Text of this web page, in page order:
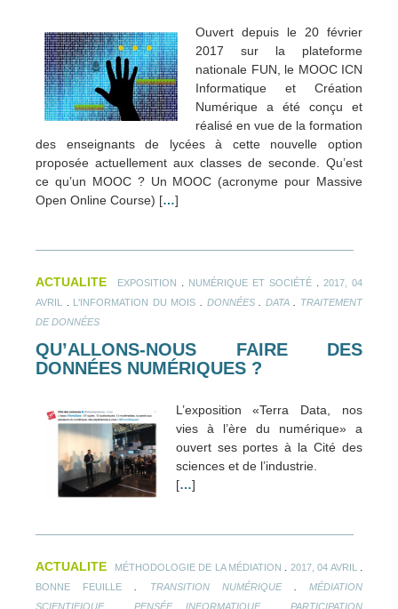
Ouvert depuis le 20 février
2017 sur la plateforme
nationale FUN, le MOOC ICN
Informatique et Création
Numérique a été conçu et
réalisé en vue de la formation
des enseignants de lycées à cette nouvelle option
proposée actuellement aux classes de seconde. Qu’est
ce qu’un MOOC ? Un MOOC (acronyme pour Massive
Open Online Course) […]
ACTUALITE EXPOSITION NUMÉRIQUE ET SOCIÉTÉ
2017, 04
AVRIL
L'INFORMATION DU MOIS DONNÉES. DATA.
TRAITEMENT
DE DONNÉES
QU’ALLONS-NOUS FAIRE DES
DONNÉES NUMÉRIQUES ?
L’exposition «Terra Data, nos
vies à l’ère du numérique» a
ouvert ses portes à la Cité des
sciences et de l’industrie.
[…]
ACTUALITE MÉTHODOLOGIE DE LA MÉDIATION 2017, 04 AVRIL
BONNE FEUILLE TRANSITION NUMÉRIQUE.MÉDIATION
SCIENTIFIQUE. PENSÉE INFORMATIQUE.PARTICIPATION